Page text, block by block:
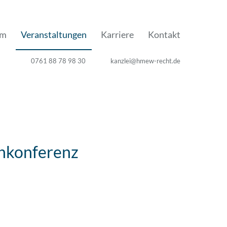
Veranstaltungen Karriere Kontakt
0761 88 78 98 30 kanzlei@hmew-recht.de